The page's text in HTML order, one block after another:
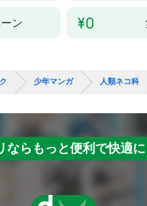
ン
少年マンガ 人類ネコ科
ならもっと便利で快適に